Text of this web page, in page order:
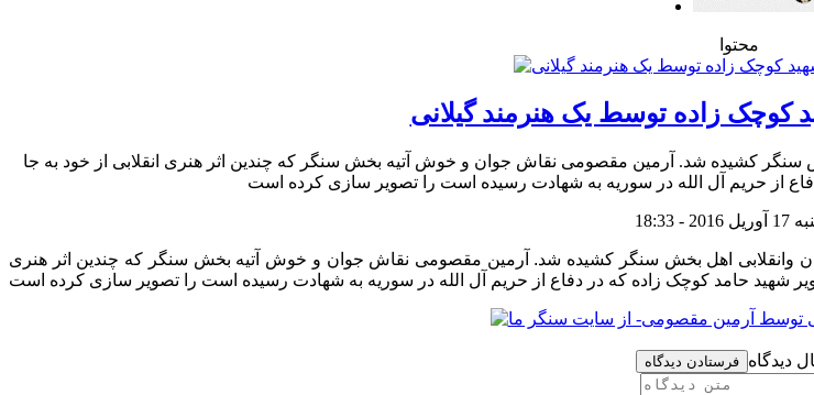
محتوا
زاده توسط یک هنرمند گیلانی
کشیده شد. آرمین مقصومی نقاش جوان و خوش آتیه بخش سنگر که چندین اثر هنری انقلابی از خود به جا
- 18:33
وانقلابی اهل بخش سنگر کشیده شد. آرمین مقصومی نقاش جوان و خوش آتیه بخش سنگر که چندین اثر هنری
فرستادن دیدگاه دیدگاه